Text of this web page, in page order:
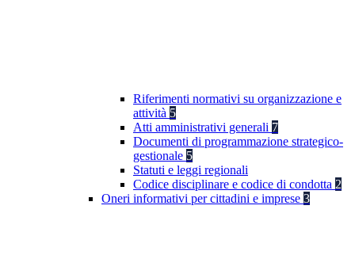
Riferimenti normativi su organizzazione e
attività 5
Atti amministrativi generali 7
Documenti di programmazione strategico-
gestionale 5
Statuti e leggi regionali
Codice disciplinare e codice di condotta 2
Oneri informativi per cittadini e imprese 3